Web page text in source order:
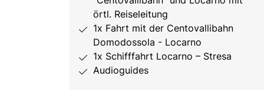
örtl. Reiseleitung
1x Fahrt mit der Centovallibahn
Domodossola - Locarno
1x Schifffahrt Locarno – Stresa
Audioguides